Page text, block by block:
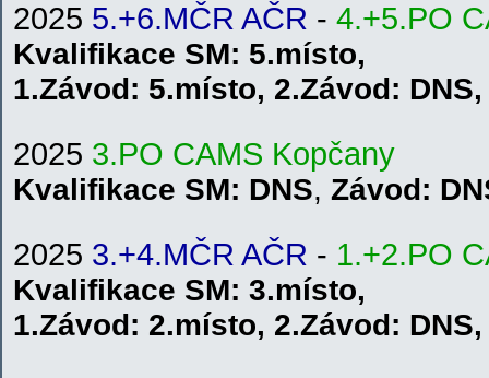
2025 5.+6.MČR AČR - 4.+5.PO
Kvalifikace SM: 5.místo,
1.Závod: 5.místo, 2.Závod: DNS
2025 3.PO CAMS Kopčany
Kvalifikace SM: DNS, Závod:
2025 3.+4.MČR AČR - 1.+2.PO
Kvalifikace SM: 3.místo,
1.Závod: 2.místo, 2.Závod: DNS